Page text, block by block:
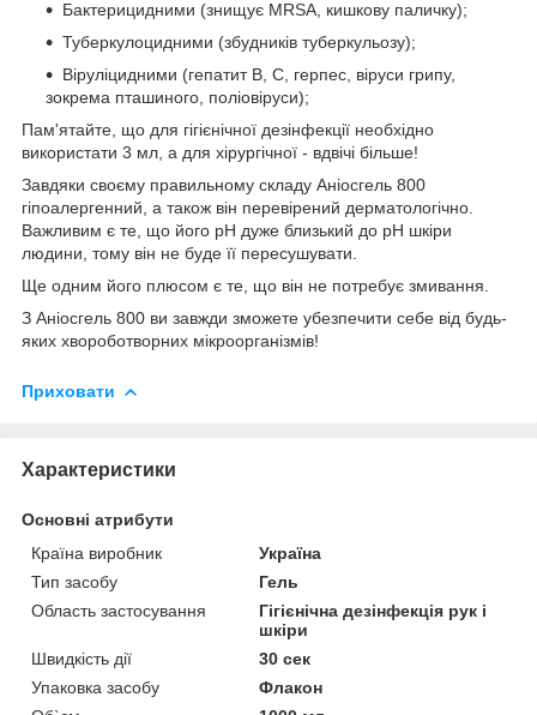
Бактерицидними (знищує MRSA, кишкову паличку);
Туберкулоцидними (збудників туберкульозу);
Віруліцидними (гепатит В, С, герпес, віруси грипу,
зокрема пташиного, поліовіруси);
Пам'ятайте, що для гігієнічної дезінфекції необхідно
використати 3 мл, а для хірургічної - вдвічі більше!
Завдяки своєму правильному складу Аніосгель 800
гіпоалергенний, а також він перевірений дерматологічно.
Важливим є те, що його pH дуже близький до pH шкіри
людини, тому він не буде її пересушувати.
Ще одним його плюсом є те, що він не потребує змивання.
З Аніосгель 800 ви завжди зможете убезпечити себе від будь-
яких хвороботворних мікроорганізмів!
Приховати
Характеристики
Основні атрибути
Країна виробник
Україна
Тип засобу
Гель
Область застосування
Гігієнічна дезінфекція рук і
шкіри
Швидкість дії
30 сек
Упаковка засобу
Флакон